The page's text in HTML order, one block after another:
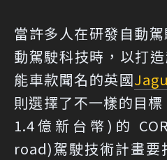
當許多人在研發自動
動駕駛科技時，以打
能車款聞名的英國
則選擇了不一樣的目
1.4億新台幣)的
road)駕駛技術計畫要